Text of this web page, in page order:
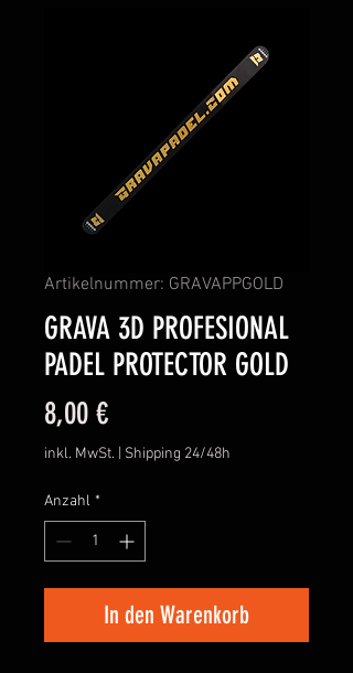
Artikelnummer: GRAVAPPGOLD
GRAVA 3D PROFESIONAL
PADEL PROTECTOR GOLD
8,00 €Preis
inkl. MwSt. Shipping 24/48h
Anzahl *
In den Warenkorb